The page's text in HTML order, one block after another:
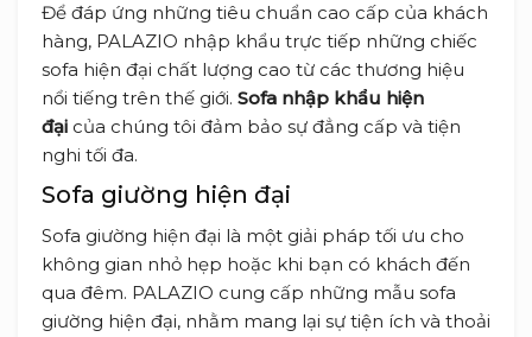
Để đáp ứng những tiêu chuẩn cao cấp của khách
hàng, PALAZIO nhập khẩu trực tiếp những chiếc
sofa hiện đại chất lượng cao từ các thương hiệu
nổi tiếng trên thế giới. Sofa nhập khẩu hiện
đại của chúng tôi đảm bảo sự đẳng cấp và tiện
nghi tối đa.
Sofa giường hiện đại
Sofa giường hiện đại là một giải pháp tối ưu cho
không gian nhỏ hẹp hoặc khi bạn có khách đến
qua đêm. PALAZIO cung cấp những mẫu sofa
giường hiện đại, nhằm mang lại sự tiện ích và thoải